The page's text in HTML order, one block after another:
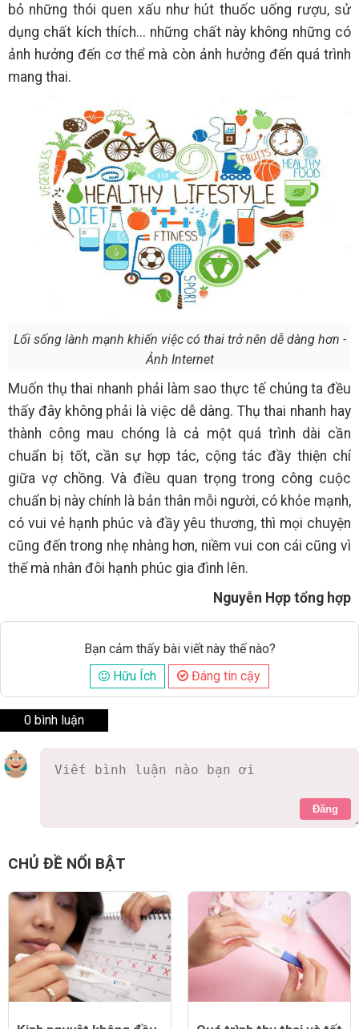
bỏ những thói quen xấu như hút thuốc uống rượu, sử
dụng chất kích thích... những chất này không những có
ảnh hưởng đến cơ thể mà còn ảnh hưởng đến quá trình
mang thai.
Lối sống lành mạnh khiến việc có thai trở nên dễ dàng hơn -
Ảnh Internet
Muốn thụ thai nhanh phải làm sao thực tế chúng ta đều
thấy đây không phải là việc dễ dàng. Thụ thai nhanh hay
thành công mau chóng là cả một quá trình dài cần
chuẩn bị tốt, cần sự hợp tác, cộng tác đầy thiện chí
giữa vợ chồng. Và điều quan trọng trong công cuộc
chuẩn bị này chính là bản thân mỗi người, có khỏe mạnh,
có vui vẻ hạnh phúc và đầy yêu thương, thì mọi chuyện
cũng đến trong nhẹ nhàng hơn, niềm vui con cái cũng vì
thế mà nhân đôi hạnh phúc gia đình lên.
Nguyễn Hợp tổng hợp
Bạn cảm thấy bài viết này thế nào?
Hữu Ích
Đáng tin cậy
0 bình luận
Đăng
CHỦ ĐỀ NỔI BẬT